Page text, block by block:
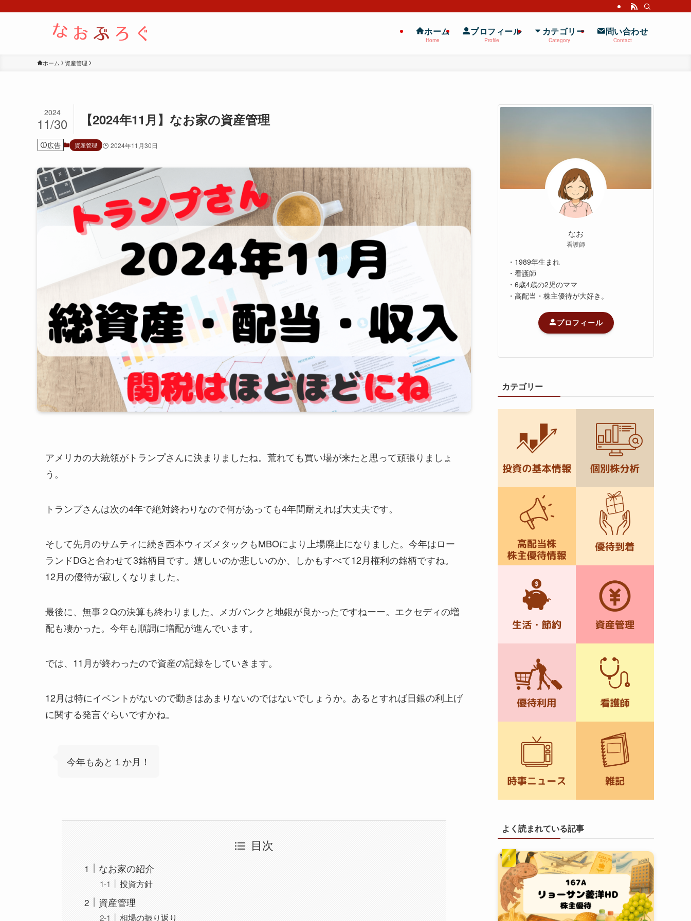
ホーム
Home
プロフィール
Profile
カテゴリー
Category
問い合わせ
Contact
ホーム 資産管理
【2024年11月】なお家の資産管理
2024
11/30
広告 資産管理 2024年11月30日
アメリカの大統領がトランプさんに決まりましたね。荒れても買い場が来たと思って頑張りましょ
う。
トランプさんは次の4年で絶対終わりなので何があっても4年間耐えれば大丈夫です。
そして先月のサムティに続き西本ウィズメタックもMBOにより上場廃止になりました。今年はロー
ランドDGと合わせて3銘柄目です。嬉しいのか悲しいのか、しかもすべて12月権利の銘柄ですね。
12月の優待が寂しくなりました。
最後に、無事２Qの決算も終わりました。メガバンクと地銀が良かったですねーー。エクセディの増
配も凄かった。今年も順調に増配が進んでいます。
では、11月が終わったので資産の記録をしていきます。
12月は特にイベントがないので動きはあまりないのではないでしょうか。あるとすれば日銀の利上げ
に関する発言ぐらいですかね。
今年もあと１か月！
目次
なお家の紹介
投資方針
資産管理
相場の振り返り
なお
看護師
・1989年生まれ
・看護師
・6歳4歳の2児のママ
・高配当・株主優待が大好き。
プロフィール
カテゴリー
よく読まれている記事